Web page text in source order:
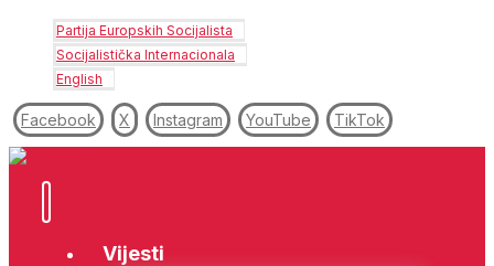
Partija Europskih Socijalista
Socijalistička Internacionala
English
Facebook X Instagram YouTube TikTok
Vijesti